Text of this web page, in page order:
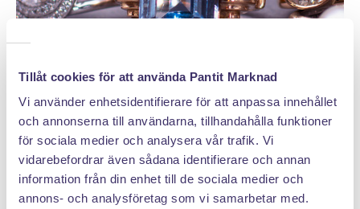
Tillåt cookies för att använda Pantit Marknad
Vi använder enhetsidentifierare för att anpassa innehållet
och annonserna till användarna, tillhandahålla funktioner
för sociala medier och analysera vår trafik. Vi
vidarebefordrar även sådana identifierare och annan
information från din enhet till de sociala medier och
annons- och analysföretag som vi samarbetar med.
DÄRFÖR SÄLJER DU MED PANTIT